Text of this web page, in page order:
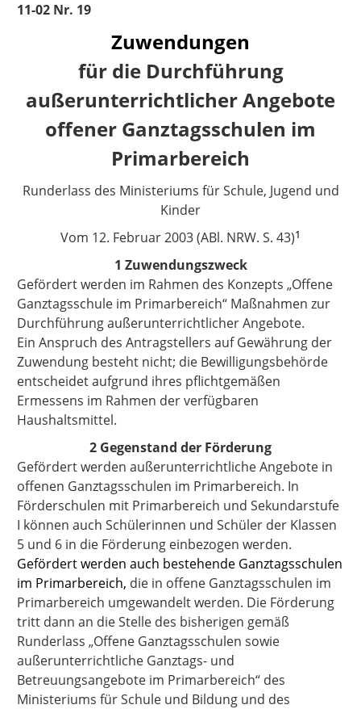
11-02 Nr. 19
Zuwendungen
für die Durchführung
außerunterrichtlicher Angebote
offener Ganztagsschulen im
Primarbereich
Runderlass des Ministeriums für Schule, Jugend und
Kinder
Vom 12. Februar 2003 (ABl. NRW. S. 43)1
1 Zuwendungszweck
Gefördert werden im Rahmen des Konzepts „Offene
Ganztagsschule im Primarbereich“ Maßnahmen zur
Durchführung außerunterrichtlicher Angebote.
Ein Anspruch des Antragstellers auf Gewährung der
Zuwendung besteht nicht; die Bewilligungsbehörde
entscheidet aufgrund ihres pflichtgemäßen
Ermessens im Rahmen der verfügbaren
Haushaltsmittel.
2 Gegenstand der Förderung
Gefördert werden außerunterrichtliche Angebote in
offenen Ganztagsschulen im Primarbereich. In
Förderschulen mit Primarbereich und Sekundarstufe
I können auch Schülerinnen und Schüler der Klassen
5 und 6 in die Förderung einbezogen werden.
Gefördert werden auch bestehende Ganztagsschulen
im Primarbereich, die in offene Ganztagsschulen im
Primarbereich umgewandelt werden. Die Förderung
tritt dann an die Stelle des bisherigen gemäß
Runderlass „Offene Ganztagsschulen sowie
außerunterrichtliche Ganztags- und
Betreuungsangebote im Primarbereich“ des
Ministeriums für Schule und Bildung und des